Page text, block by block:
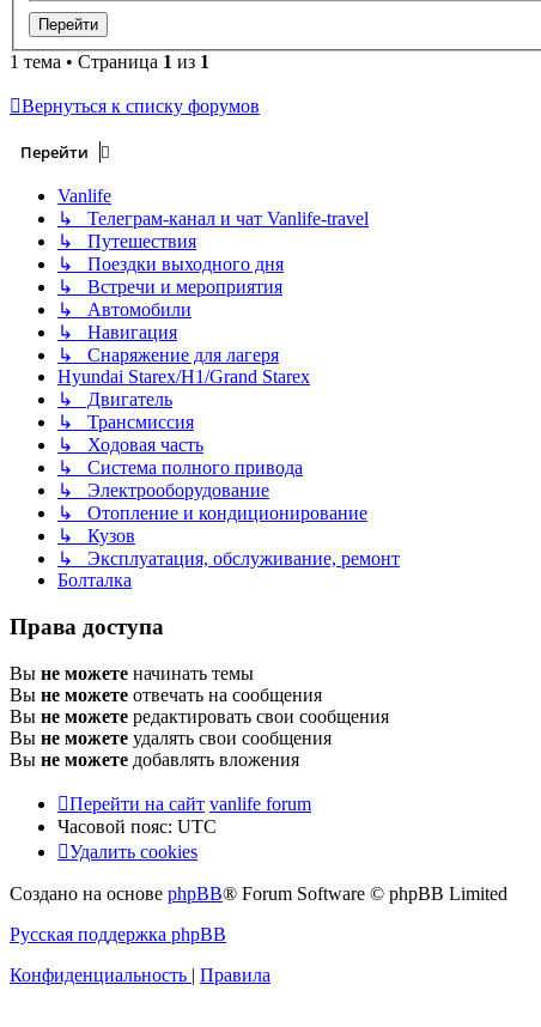
1 тема • Страница 1 из 1
Вернуться к списку форумов
Перейти
Vanlife
↳ Телеграм-канал и чат Vanlife-travel
↳ Путешествия
↳ Поездки выходного дня
↳ Встречи и мероприятия
↳ Автомобили
↳ Навигация
↳ Снаряжение для лагеря
Hyundai Starex/H1/Grand Starex
↳ Двигатель
↳ Трансмиссия
↳ Ходовая часть
↳ Система полного привода
↳ Электрооборудование
↳ Отопление и кондиционирование
↳ Кузов
↳ Эксплуатация, обслуживание, ремонт
Болталка
Права доступа
Вы не можете начинать темы
Вы не можете отвечать на сообщения
Вы не можете редактировать свои сообщения
Вы не можете удалять свои сообщения
Вы не можете добавлять вложения
Перейти на сайт vanlife forum
Часовой пояс: UTC
Удалить cookies
Создано на основе phpBB® Forum Software © phpBB Limited
Русская поддержка phpBB
Конфиденциальность | Правила